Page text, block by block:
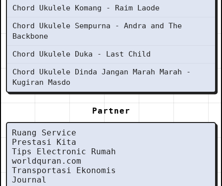
Chord Ukulele Komang - Raim Laode
Chord Ukulele Sempurna - Andra and The
Backbone
Chord Ukulele Duka - Last Child
Chord Ukulele Dinda Jangan Marah Marah -
Kugiran Masdo
Partner
Ruang Service
Prestasi Kita
Tips Electronic Rumah
worldquran.com
Transportasi Ekonomis
Journal